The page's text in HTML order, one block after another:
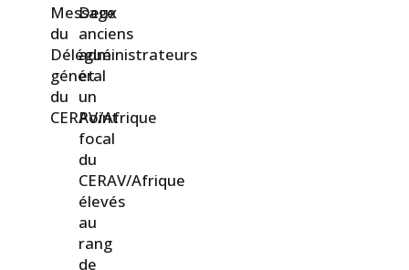
Message
du
Délégué
général
du
CERAV/Afrique
Deux
anciens
administrateurs
et
un
Point
focal
du
CERAV/Afrique
élevés
au
rang
de